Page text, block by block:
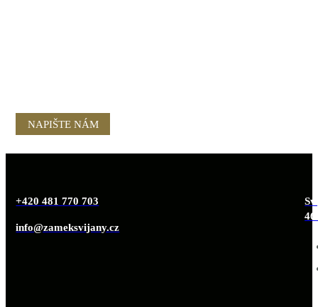
NAPIŠTE NÁM
+420 481 770 703
info@zameksvijany.cz